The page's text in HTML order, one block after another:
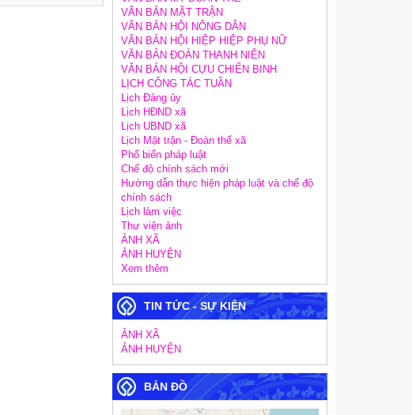
VĂN BẢN MẶT TRẬN
VĂN BẢN HỘI NÔNG DÂN
VĂN BẢN HỘI HIỆP HIỆP PHỤ NỮ
VĂN BẢN ĐOÀN THANH NIÊN
VĂN BẢN HỘI CỰU CHIẾN BINH
LỊCH CÔNG TÁC TUẦN
Lịch Đảng ủy
Lịch HĐND xã
Lịch UBND xã
Lịch Mặt trận - Đoàn thể xã
Phổ biến pháp luật
Chế độ chính sách mới
Hướng dẫn thực hiện pháp luật và chế độ
chính sách
Lịch làm việc
Thư viện ảnh
ẢNH XÃ
ẢNH HUYỆN
Xem thêm
TIN TỨC - SỰ KIỆN
ẢNH XÃ
ẢNH HUYỆN
BẢN ĐỒ